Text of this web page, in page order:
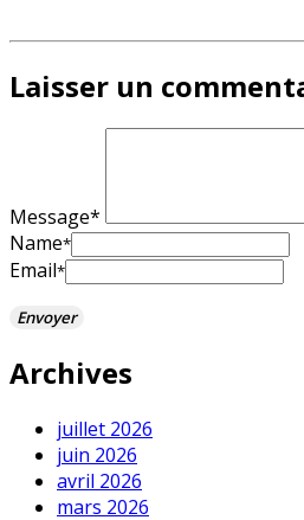
Laisser un
Message*
Name*
Email*
Archives
juillet 2026
juin 2026
avril 2026
mars 2026